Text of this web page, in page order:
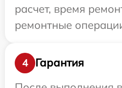
расчет, время
ремонтные
4
Гарантия